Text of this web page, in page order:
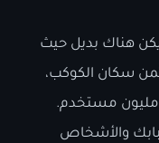
هناك بديل حيث
ثُمن سكان الكوكب،
و الشبكة الثانية فيها أكثر من 250 مليون مستخدم.
والأشخاص